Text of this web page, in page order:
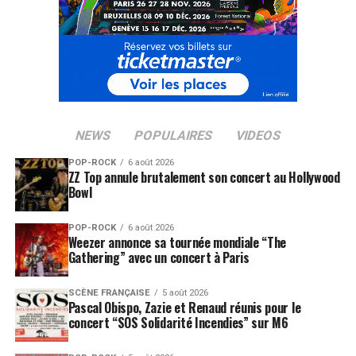
Langlie (Gåte, Valkyrien Allstars), Mark Jowett
(directeur du label international d’Hanne, Nettwerk)…
Hanne joue de la basse, de la guitare, de la batterie, des
percussions, du piano de tout un bric-a-brac en tout
LES ALBUMS DE HANNE HUKKELBERG SONT
SUJETS ASSOCIÉS:
NEWS POPULAIRES VIDEOS
POP-ROCK 6 août 2026
ZZ Top annule brutalement son concert au Hollywood
Bowl
POP-ROCK 6 août 2026
Weezer annonce sa tournée mondiale “The
Gathering” avec un concert à Paris
SCÈNE FRANÇAISE 5 août 2026
Pascal Obispo, Zazie et Renaud réunis pour le
concert “SOS Solidarité Incendies” sur M6